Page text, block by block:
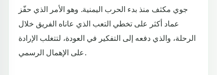
جوي مكثف منذ بدء الحرب اليمنية. وهو الأمر الذي حفّز
عماد أكثر على تخطي التعب الذي عاناه الفريق خلال
الرحلة، والذي دفعه إلى التفكير في العودة، لتتغلب الإرادة
على الإهمال الرسمي.